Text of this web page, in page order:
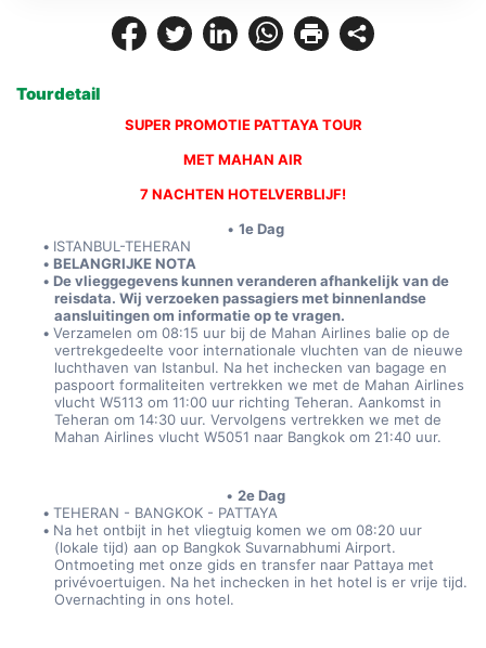
Tourdetail
SUPER PROMOTIE PATTAYA TOUR
MET MAHAN AIR
7 NACHTEN HOTELVERBLIJF!
1e Dag
ISTANBUL-TEHERAN
BELANGRIJKE NOTA
De vlieggegevens kunnen veranderen afhankelijk van de
reisdata. Wij verzoeken passagiers met binnenlandse
aansluitingen om informatie op te vragen.
Verzamelen om 08:15 uur bij de Mahan Airlines balie op de
vertrekgedeelte voor internationale vluchten van de nieuwe
luchthaven van Istanbul. Na het inchecken van bagage en
paspoort formaliteiten vertrekken we met de Mahan Airlines
vlucht W5113 om 11:00 uur richting Teheran. Aankomst in
Teheran om 14:30 uur. Vervolgens vertrekken we met de
Mahan Airlines vlucht W5051 naar Bangkok om 21:40 uur.
2e Dag
TEHERAN - BANGKOK - PATTAYA
Na het ontbijt in het vliegtuig komen we om 08:20 uur
(lokale tijd) aan op Bangkok Suvarnabhumi Airport.
Ontmoeting met onze gids en transfer naar Pattaya met
privévoertuigen. Na het inchecken in het hotel is er vrije tijd.
Overnachting in ons hotel.